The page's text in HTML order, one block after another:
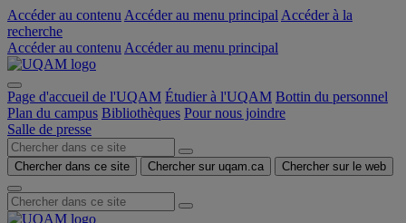
Accéder au contenu Accéder au menu principal Accéder à la
recherche
Accéder au contenu Accéder au menu principal
Page d'accueil de l'UQAM Étudier à l'UQAM Bottin du personnel
Plan du campus Bibliothèques Pour nous joindre
Salle de presse
Chercher dans ce site Chercher sur uqam.ca Chercher sur le web